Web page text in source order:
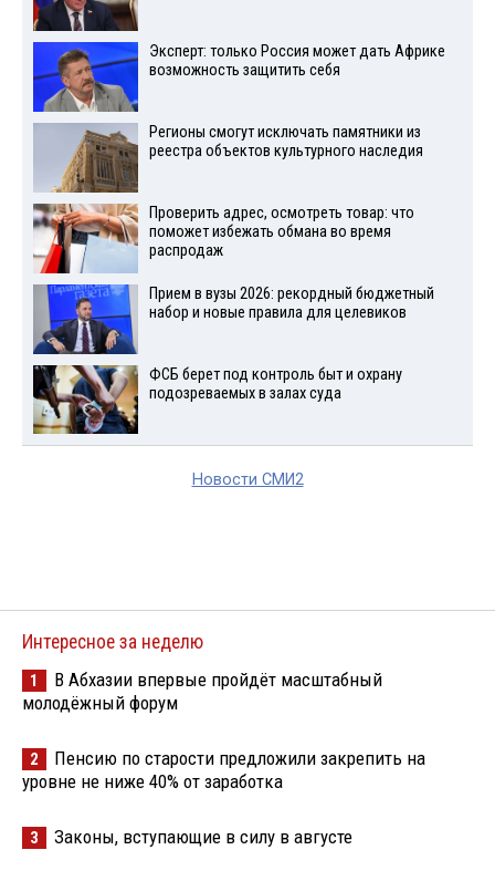
Эксперт: только Россия может дать Африке
возможность защитить себя
Регионы смогут исключать памятники из
реестра объектов культурного наследия
Проверить адрес, осмотреть товар: что
поможет избежать обмана во время
распродаж
Прием в вузы 2026: рекордный бюджетный
набор и новые правила для целевиков
ФСБ берет под контроль быт и охрану
подозреваемых в залах суда
Новости СМИ2
Интересное за неделю
1
В Абхазии впервые пройдёт масштабный
молодёжный форум
2
Пенсию по старости предложили закрепить на
уровне не ниже 40% от заработка
3 Законы, вступающие в силу в августе